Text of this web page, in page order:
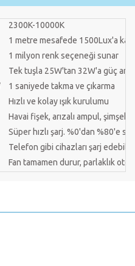
2300K-10000K
1 metre mesafede 1500Lux'a
1 milyon renk seçeneği sunar
Tek tuşla 25W'tan 32W'a güç
1 saniyede takma ve çıkarma
Hızlı ve kolay ışık kurulumu
Havai fişek, arızalı ampul, şimşek,
Süper hızlı şarj. %0'dan %80'e
Telefon gibi cihazları şarj edebilir
Fan tamamen durur, parlaklık